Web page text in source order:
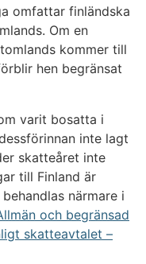
omfattar finländska
Om en
kommer till
hen begränsat
varit bosatta i
inte lagt
skatteåret inte
till Finland är
närmare i
och begränsad
skatteavtalet –